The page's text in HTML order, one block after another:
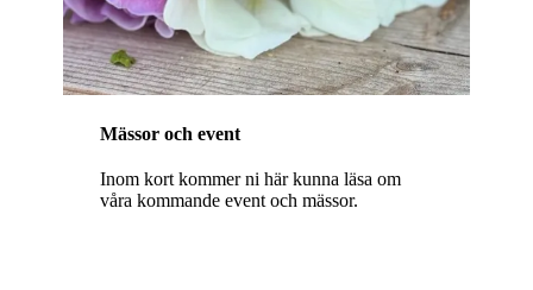
Mässor och event
Inom kort kommer ni här kunna läsa om
våra kommande event och mässor.